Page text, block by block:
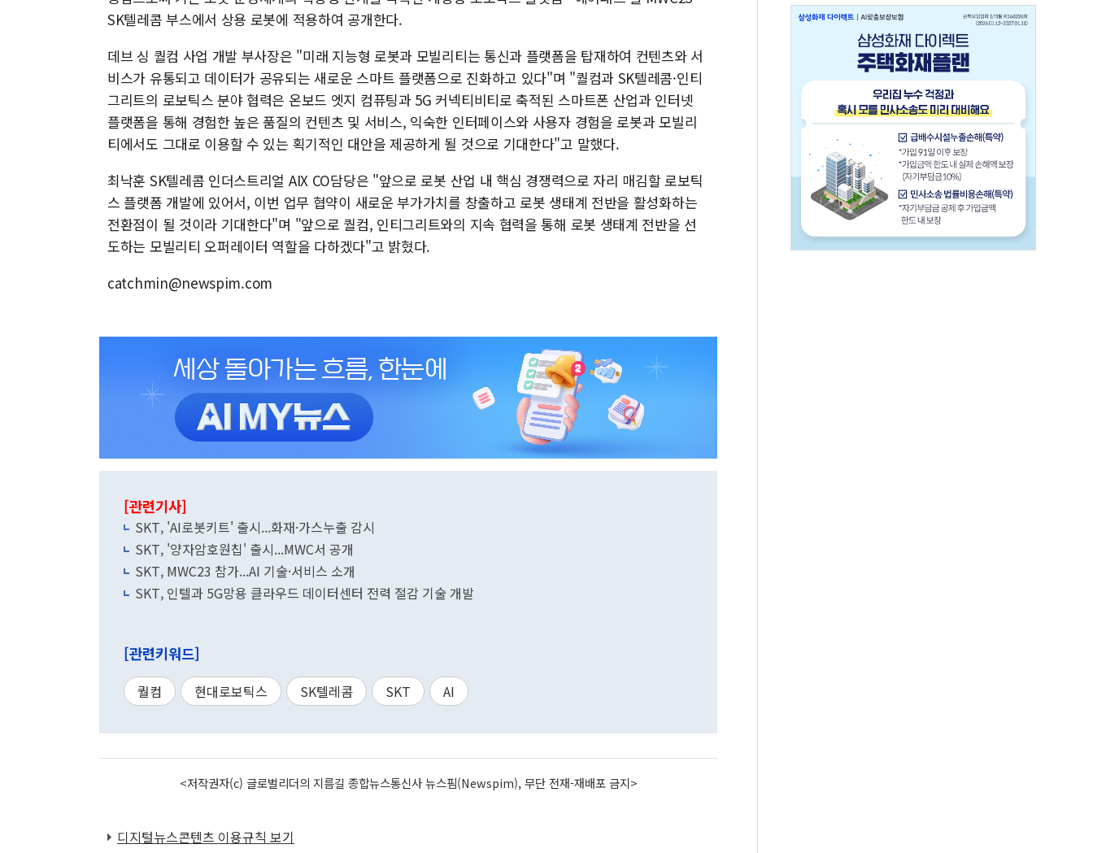
SK텔레콤 부스에서 상용 로봇에 적용하여 공개한다.
데브 싱 퀄컴 사업 개발 부사장은 "미래 지능형 로봇과 모빌리티는 통신과 플랫폼을 탑재하여 컨텐츠와 서
비스가 유통되고 데이터가 공유되는 새로운 스마트 플랫폼으로 진화하고 있다"며 "퀄컴과 SK텔레콤·인티
그리트의 로보틱스 분야 협력은 온보드 엣지 컴퓨팅과 5G 커넥티비티로 축적된 스마트폰 산업과 인터넷
플랫폼을 통해 경험한 높은 품질의 컨텐츠 및 서비스, 익숙한 인터페이스와 사용자 경험을 로봇과 모빌리
티에서도 그대로 이용할 수 있는 획기적인 대안을 제공하게 될 것으로 기대한다"고 말했다.
최낙훈 SK텔레콤 인더스트리얼 AIX CO담당은 "앞으로 로봇 산업 내 핵심 경쟁력으로 자리 매김할 로보틱
스 플랫폼 개발에 있어서, 이번 업무 협약이 새로운 부가가치를 창출하고 로봇 생태계 전반을 활성화하는
전환점이 될 것이라 기대한다"며 "앞으로 퀄컴, 인티그리트와의 지속 협력을 통해 로봇 생태계 전반을 선
도하는 모빌리티 오퍼레이터 역할을 다하겠다"고 밝혔다.
catchmin@newspim.com
[관련기사]
SKT, 'AI로봇키트' 출시...화재·가스누출 감시
SKT, '양자암호원칩' 출시...MWC서 공개
SKT, MWC23 참가...AI 기술·서비스 소개
SKT, 인텔과 5G망용 클라우드 데이터센터 전력 절감 기술 개발
[관련키워드]
퀄컴 현대로보틱스 SK텔레콤 SKT AI
<저작권자(c) 글로벌리더의 지름길 종합뉴스통신사 뉴스핌(Newspim), 무단 전재-재배포 금지>
디지털뉴스콘텐츠 이용규칙 보기